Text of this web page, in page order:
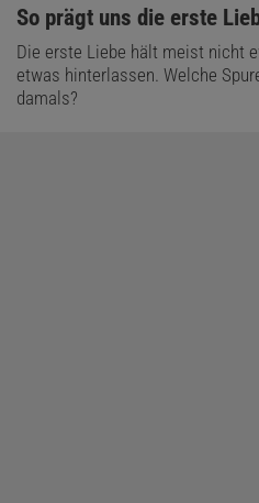
:
So prägt uns die erste
Die erste Liebe hält meist nicht
etwas hinterlassen. Welche
damals?